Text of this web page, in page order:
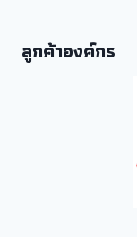
ลูกค้าองค์กร